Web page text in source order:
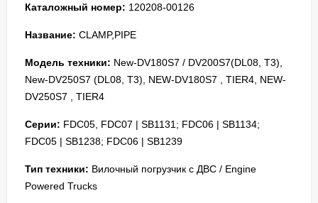
Каталожный номер: 120208-00126
Название: CLAMP,PIPE
Модель техники: New-DV180S7 / DV200S7(DL08, T3),
New-DV250S7 (DL08, T3), NEW-DV180S7 , TIER4, NEW-
DV250S7 , TIER4
Серии: FDC05, FDC07 | SB1131; FDC06 | SB1134;
FDC05 | SB1238; FDC06 | SB1239
Тип техники: Вилочный погрузчик с ДВС / Engine
Powered Trucks